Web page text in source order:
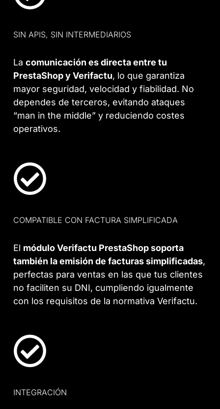
SIN APIS, SIN INTERMEDIARIOS
Lacomunicación es directa entre tu
PrestaShop y Verifactu, lo que garantiza
mayor seguridad, velocidad y fiabilidad. No
dependes de terceros, evitando ataques
“man in the middle” y reduciendo costes
operativos.
COMPATIBLE CON FACTURA SIMPLIFICADA
El módulo Verifactu PrestaShop soporta
también la emisión de facturas simplificadas,
perfectas para ventas en las que tus clientes
no faciliten su DNI, cumpliendo igualmente
con los requisitos de la normativa Verifactu.
INTEGRACIÓN